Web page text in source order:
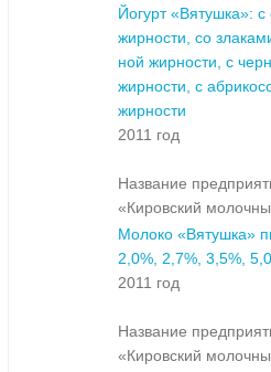
Йогурт «Вятушка»:
жирности, cо
ной жирности, с
жирности, с
жирности
2011 год
Название
«Кировский
Молоко «Вятушка»
2,0%, 2,7%, 3,5%,
2011 год
Название
«Кировский